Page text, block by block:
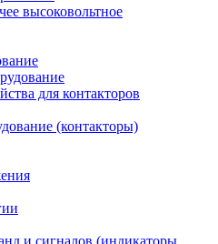
высоковольтное
для контакторов
(контакторы)
и сигналов (индикаторы,